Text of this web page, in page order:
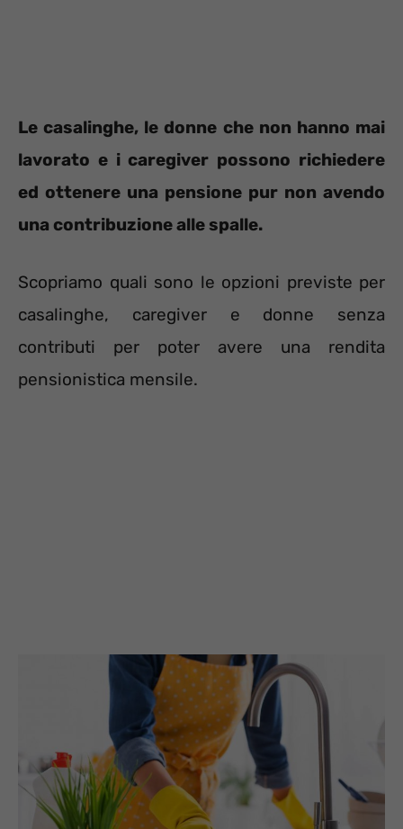
Le casalinghe, le donne che non hanno mai
lavorato e i caregiver possono richiedere
ed ottenere una pensione pur non avendo
una contribuzione alle spalle.
Scopriamo quali sono le opzioni previste per
casalinghe, caregiver e donne senza
contributi per poter avere una rendita
pensionistica mensile.